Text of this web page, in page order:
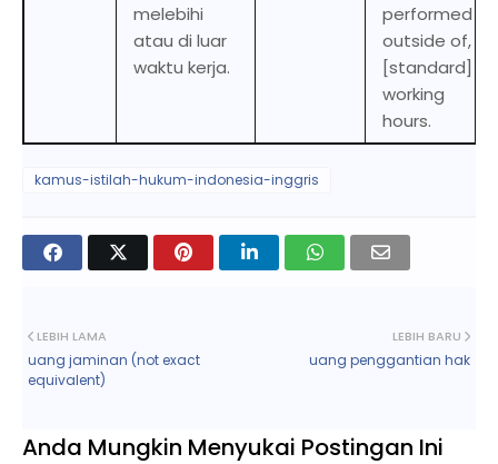
melebihi
atau di luar
waktu kerja.
performed
outside of,
[standard]
working
hours.
kamus-istilah-hukum-indonesia-inggris
LEBIH BARU
uang penggantian hak
LEBIH LAMA
uang jaminan (not exact
equivalent)
Anda Mungkin Menyukai Postingan Ini